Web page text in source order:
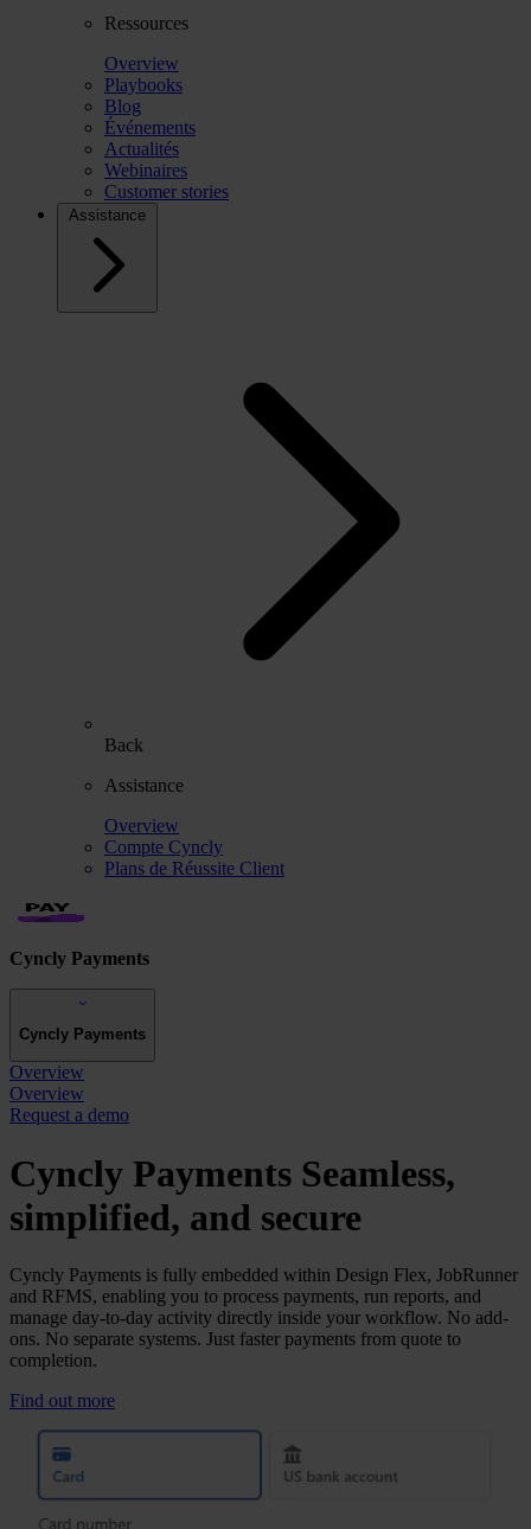
Ressources
Overview
Playbooks
Blog
Événements
Actualités
Webinaires
Customer stories
Assistance
Back
Assistance
Overview
Compte Cyncly
Plans de Réussite Client
Cyncly Payments
Cyncly Payments
Overview
Overview
Request a demo
Cyncly Payments Seamless,
simplified, and secure
Cyncly Payments is fully embedded within Design Flex, JobRunner
and RFMS, enabling you to process payments, run reports, and
manage day-to-day activity directly inside your workflow. No add-
ons. No separate systems. Just faster payments from quote to
completion.
Find out more